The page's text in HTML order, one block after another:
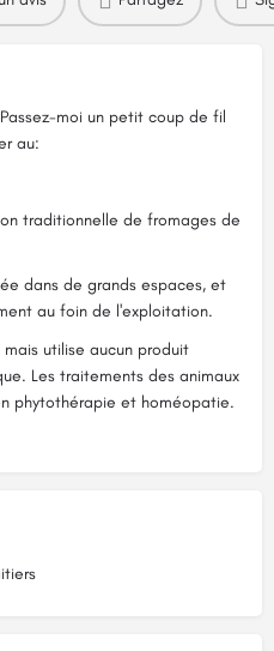
moi un petit coup de fil
au:
traditionnelle de fromages de
dans de grands espaces, et
au foin de l'exploitation.
utilise aucun produit
Les traitements des animaux
phytothérapie et homéopatie.